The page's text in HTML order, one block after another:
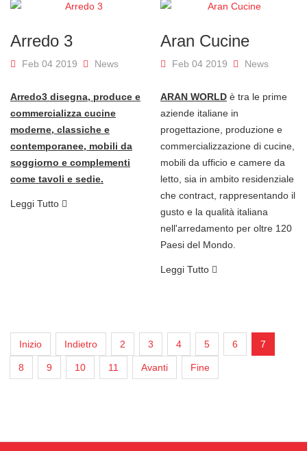
Arredo 3
Feb 04 2019 News
Arredo3 disegna, produce e
commercializza cucine
moderne, classiche e
contemporanee, mobili da
soggiorno e complementi
come tavoli e sedie.
Leggi Tutto
Aran Cucine
Feb 04 2019 News
ARAN WORLD è tra le prime
aziende italiane in
progettazione, produzione e
commercializzazione di cucine,
mobili da ufficio e camere da
letto, sia in ambito residenziale
che contract, rappresentando il
gusto e la qualità italiana
nell'arredamento per oltre 120
Paesi del Mondo.
Leggi Tutto
Inizio Indietro 2 3 4 5 6 7
8 9 10 11 Avanti Fine